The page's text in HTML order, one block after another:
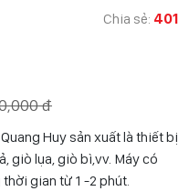
Chia sẻ: 401
đ
Huy sản xuất là thiết bị
giò lụa, giò bì,vv. Máy có
gian từ 1 -2 phút.